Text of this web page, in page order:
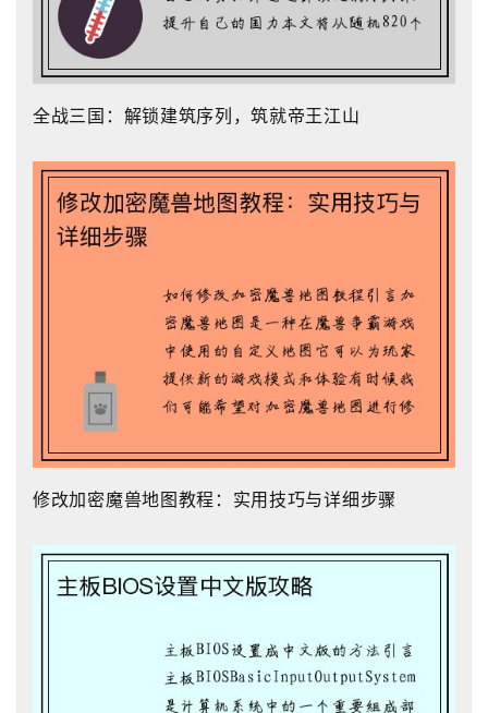
全战三国：解锁建筑序列，筑就帝王江山
修改加密魔兽地图教程：实用技巧与详细步骤